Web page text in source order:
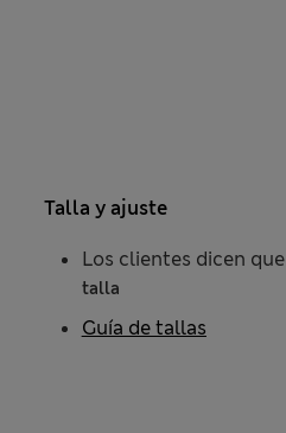
Talla y ajuste
Los clientes dicen que
talla
Guía de tallas